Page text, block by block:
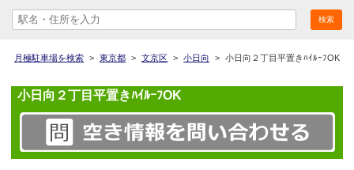
月極駐車場を検索 > 東京都 > 文京区 > 小日向 > 小日向２丁目平置きﾊｲﾙｰﾌOK
小日向２丁目平置きﾊｲﾙｰﾌOK